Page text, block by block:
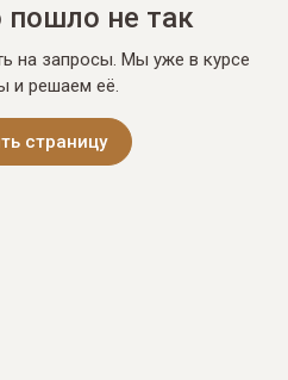
пошло не так
на запросы. Мы уже в курсе
и решаем её.
страницу